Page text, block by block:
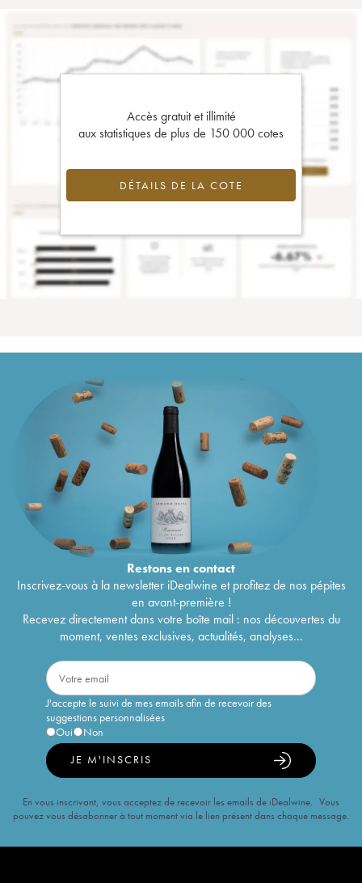
Accès gratuit et illimité
aux statistiques de plus de 150 000 cotes
DÉTAILS DE LA COTE
Restons encontact
Inscrivez-vous à la newsletter iDealwine et profitez de nos pépites
en avant-première !
Recevez directement dans votre boîte mail : nos découvertes du
moment, ventes exclusives, actualités, analyses...
J'accepte le suivi de mes emails afin de recevoir des
suggestions personnalisées
Oui
Non
JE M'INSCRIS
En vous inscrivant, vous acceptez de recevoir les emails de iDealwine. Vous
pouvez vous désabonner à tout moment via le lien présent dans chaque message.